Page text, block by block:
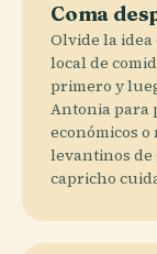
Coma
Olvide la idea
local de
primero y
Antonia para
económicos
levantinos de
capricho